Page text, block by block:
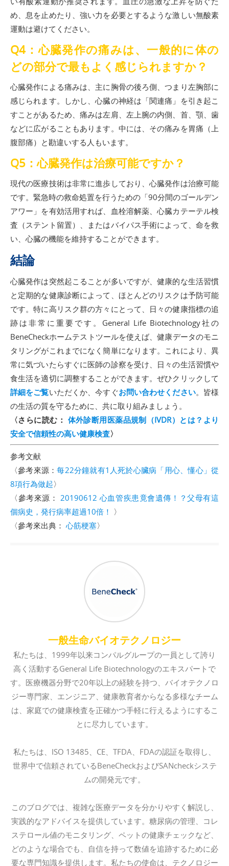
め、息を止めたり、強い力を必要とするような激しい無酸素
運動は避けてください。
Q4：心臓発作の痛みは、一般的に体の
どの部分で最もよく感じられますか？
心臓発作による痛みは、主に胸骨の後ろ側、つまり左胸部に
感じられます。しかし、心臓の神経は「関連痛」を引き起こ
すことがあるため、痛みは左肩、左上腕の内側、首、顎、歯
などに広がることもあります。中には、その痛みを胃痛（上
腹部痛）と勘違いする人もいます。
Q5：心臓発作は治療可能ですか？
現代の医療技術は非常に進歩しており、心臓発作は治療可能
です。緊急時の救命処置を行うための「90分間のゴールデン
アワー」を有効活用すれば、血栓溶解薬、心臓カテーテル検
査（ステント留置）、またはバイパス手術によって、命を救
い、心臓の機能を維持することができます。
結論
心臓発作は突然起こることが多いですが、健康的な生活習慣
と定期的な健康診断によって、ほとんどのリスクは予防可能
です。特に高リスク群の方々にとって、日々の健康指標の追
跡は非常に重要です。General Life Biotechnology社の
BeneCheckホームテストツールを使えば、健康データのモニ
タリングがこれまでになく簡単になります。これにより、異
常に気づいたらすぐに医師の診察を受け、日々の生活習慣や
食生活を適切に調整することができます。ぜひクリックして
詳細をご覧いただくか、今すぐお問い合わせください。皆様
の生活の質を守るために、共に取り組みましょう。
〈さらに読む： 体外診断用医薬品規制（IVDR）とは？より
安全で信頼性の高い健康検査〉
参考文献
〈參考來源：每22分鐘就有1人死於心臟病「用心、懂心」從
8項行為做起〉
〈參考來源： 20190612 心血管疾患竟會遺傳！？父母有這
個病史，発行病率超過10倍！ 〉
〈參考來出典： 心筋梗塞〉
一般生命バイオテクノロジー
私たちは、1999年以来コンパルグループの一員として誇り
高く活動するGeneral Life Biotechnologyのエキスパートで
す。医療機器分野で20年以上の経験を持つ、バイオテクノロ
ジー専門家、エンジニア、健康教育者からなる多様なチーム
は、家庭での健康検査を正確かつ手軽に行えるようにするこ
とに尽力しています。
私たちは、ISO 13485、CE、TFDA、FDAの認証を取得し、
世界中で信頼されているBeneCheckおよびSANcheckシステ
ムの開発元です。
このブログでは、複雑な医療データを分かりやすく解説し、
実践的なアドバイスを提供しています。糖尿病の管理、コレ
ステロール値のモニタリング、ペットの健康チェックなど、
どのような場合でも、自信を持って数値を追跡するために必
要な専門知識を提供します。私たちの使命は、テクノロジー